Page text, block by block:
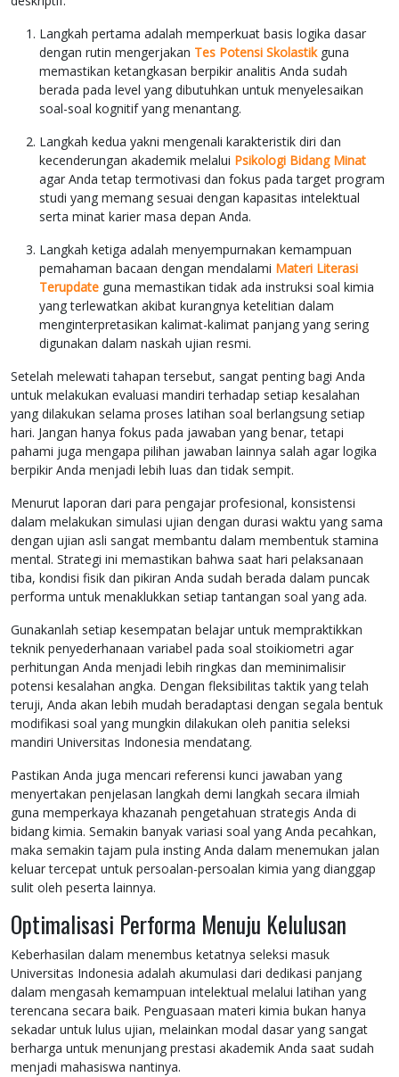
Langkah pertama adalah memperkuat basis logika dasar
dengan rutin mengerjakan Tes Potensi Skolastikguna
memastikan ketangkasan berpikir analitis Anda sudah
berada pada level yang dibutuhkan untuk menyelesaikan
soal-soal kognitif yang menantang.
Langkah kedua yakni mengenali karakteristik diri dan
kecenderungan akademik melalui Psikologi Bidang Minat
agar Anda tetap termotivasi dan fokus pada target program
studi yang memang sesuai dengan kapasitas intelektual
serta minat karier masa depan Anda.
Langkah ketiga adalah menyempurnakan kemampuan
pemahaman bacaan dengan mendalami Materi Literasi
Terupdate guna memastikan tidak ada instruksi soal kimia
yang terlewatkan akibat kurangnya ketelitian dalam
menginterpretasikan kalimat-kalimat panjang yang sering
digunakan dalam naskah ujian resmi.
Setelah melewati tahapan tersebut, sangat penting bagi Anda
untuk melakukan evaluasi mandiri terhadap setiap kesalahan
yang dilakukan selama proses latihan soal berlangsung setiap
hari. Jangan hanya fokus pada jawaban yang benar, tetapi
pahami juga mengapa pilihan jawaban lainnya salah agar logika
berpikir Anda menjadi lebih luas dan tidak sempit.
Menurut laporan dari para pengajar profesional, konsistensi
dalam melakukan simulasi ujian dengan durasi waktu yang sama
dengan ujian asli sangat membantu dalam membentuk stamina
mental. Strategi ini memastikan bahwa saat hari pelaksanaan
tiba, kondisi fisik dan pikiran Anda sudah berada dalam puncak
performa untuk menaklukkan setiap tantangan soal yang ada.
Gunakanlah setiap kesempatan belajar untuk mempraktikkan
teknik penyederhanaan variabel pada soal stoikiometri agar
perhitungan Anda menjadi lebih ringkas dan meminimalisir
potensi kesalahan angka. Dengan fleksibilitas taktik yang telah
teruji, Anda akan lebih mudah beradaptasi dengan segala bentuk
modifikasi soal yang mungkin dilakukan oleh panitia seleksi
mandiri Universitas Indonesia mendatang.
Pastikan Anda juga mencari referensi kunci jawaban yang
menyertakan penjelasan langkah demi langkah secara ilmiah
guna memperkaya khazanah pengetahuan strategis Anda di
bidang kimia. Semakin banyak variasi soal yang Anda pecahkan,
maka semakin tajam pula insting Anda dalam menemukan jalan
keluar tercepat untuk persoalan-persoalan kimia yang dianggap
sulit oleh peserta lainnya.
Optimalisasi Performa Menuju Kelulusan
Keberhasilan dalam menembus ketatnya seleksi masuk
Universitas Indonesia adalah akumulasi dari dedikasi panjang
dalam mengasah kemampuan intelektual melalui latihan yang
terencana secara baik. Penguasaan materi kimia bukan hanya
sekadar untuk lulus ujian, melainkan modal dasar yang sangat
berharga untuk menunjang prestasi akademik Anda saat sudah
menjadi mahasiswa nantinya.